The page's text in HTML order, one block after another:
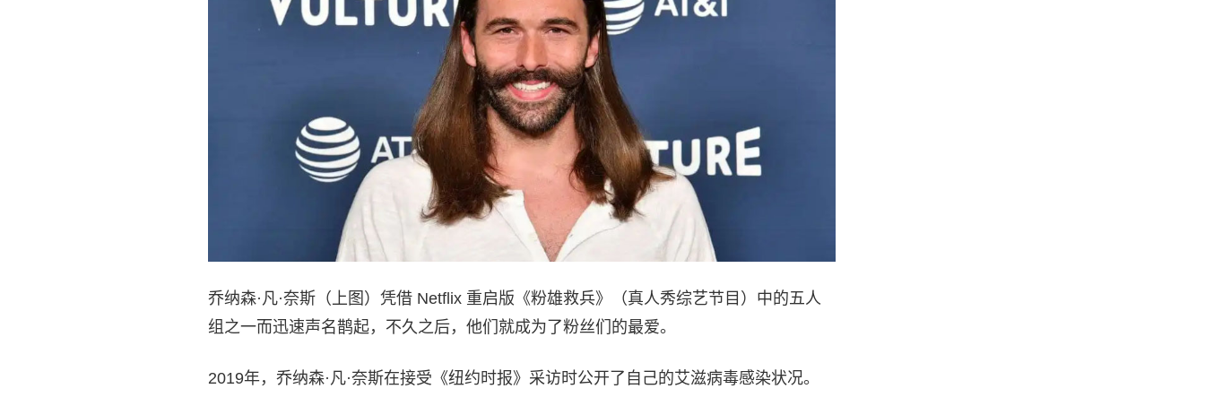
乔纳森·凡·奈斯（上图）凭借 Netflix 重启版《粉雄救兵》（真人秀综艺节目）中的五人
组之一而迅速声名鹊起，不久之后，他们就成为了粉丝们的最爱。
2019年，乔纳森·凡·奈斯在接受《纽约时报》采访时公开了自己的艾滋病毒感染状况。